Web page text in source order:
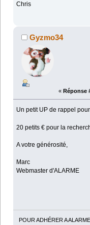
Chris
Gyzmo34
« Réponse
Un petit UP de rappel
20 petits € pour la
A votre générosité,
Marc
Webmaster d'ALARME
POUR ADHÉRER A